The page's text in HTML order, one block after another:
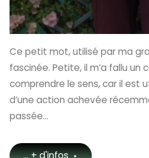
Ce petit mot, utilisé par ma
fascinée. Petite, il m’a fallu un
comprendre le sens, car il est
d’une action achevée
passée…
... + d'infos
"Pourquoi